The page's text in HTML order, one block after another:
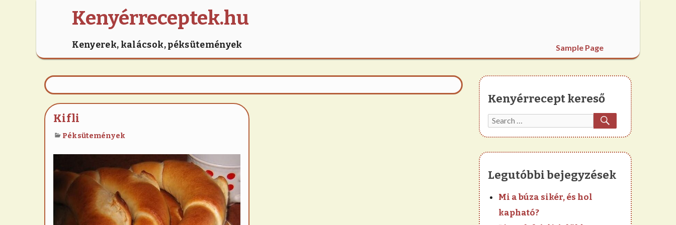
Kenyérreceptek.hu
Kenyerek, kalácsok, péksütemények Sample Page
Kifli
Péksütemények
Kenyérrecept kereső
Search
for:
SEARCH
Legutóbbi bejegyzések
Mi a búza sikér, és hol
kapható?